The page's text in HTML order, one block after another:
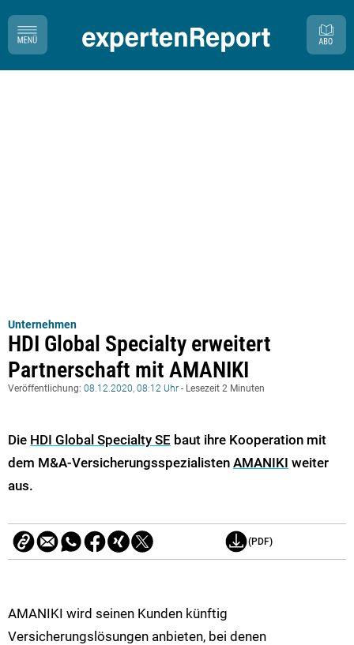
Unternehmen
HDI Global Specialty erweitert
Partnerschaft mit AMANIKI
Veröffentlichung: 08.12.2020, 08:12 Uhr - Lesezeit 2 Minuten
Die HDI Global Specialty SE baut ihre Kooperation mit
dem M&A-Versicherungsspezialisten AMANIKI weiter
aus.
(PDF)
AMANIKI wird seinen Kunden künftig
Versicherungslösungen anbieten, bei denen